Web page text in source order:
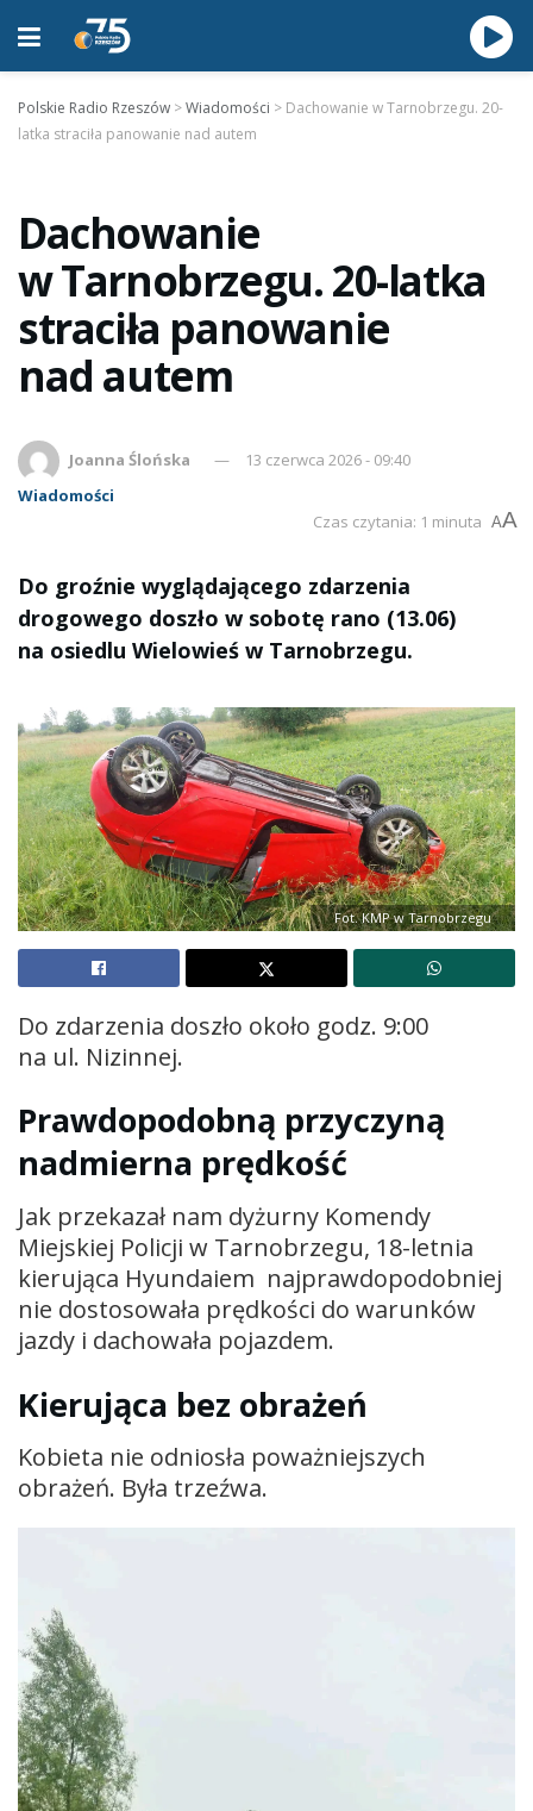
Polskie Radio Rzeszów >Wiadomości > Dachowanie w Tarnobrzegu. 20-
latka straciła panowanie nad autem
Dachowanie
w Tarnobrzegu. 20-latka
straciła panowanie
nad autem
Joanna Ślońska
13 czerwca 2026 - 09:40
Wiadomości
Czas czytania: 1 minuta AA
Do groźnie wyglądającego zdarzenia
drogowego doszło w sobotę rano (13.06)
na osiedlu Wielowieś w Tarnobrzegu.
Fot. KMP w Tarnobrzegu
Do zdarzenia doszło około godz. 9:00
na ul. Nizinnej.
Prawdopodobną przyczyną
nadmierna prędkość
Jak przekazał nam dyżurny Komendy
Miejskiej Policji w Tarnobrzegu, 18-letnia
kierująca Hyundaiem najprawdopodobniej
nie dostosowała prędkości do warunków
jazdy i dachowała pojazdem.
Kierująca bez obrażeń
Kobieta nie odniosła poważniejszych
obrażeń. Była trzeźwa.